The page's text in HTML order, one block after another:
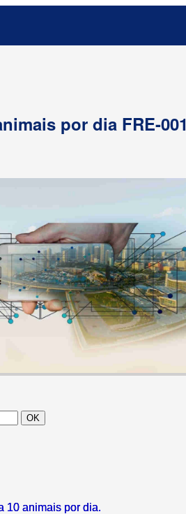
por dia FRE-001
10 animais por dia.